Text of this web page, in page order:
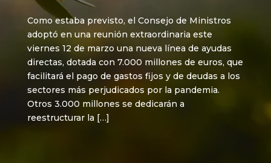
Como estaba previsto, el Consejo de Ministros
adoptó en una reunión extraordinaria este
viernes 12 de marzo una nueva línea de ayudas
directas, dotada con 7.000 millones de euros, que
facilitará el pago de gastos fijos y de deudas a los
sectores más perjudicados por la pandemia.
Otros 3.000 millones se dedicarán a
reestructurar la […]